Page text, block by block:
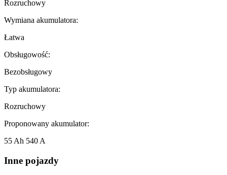
Rozruchowy
Wymiana akumulatora:
Łatwa
Obsługowość:
Bezobsługowy
Typ akumulatora:
Rozruchowy
Proponowany akumulator:
55 Ah 540 A
Inne pojazdy